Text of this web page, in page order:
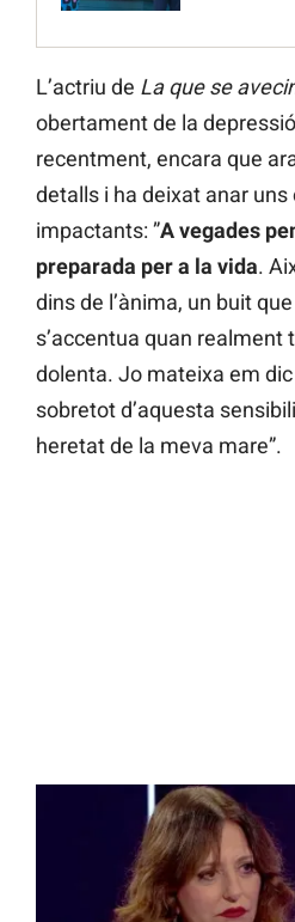
L’actriu de La que se
obertament de la
recentment, encara que
detalls i ha deixat anar
impactants: ”A vegades
preparada per a la vida.
dins de l’ànima, un buit
s’accentua quan realment
dolenta. Jo mateixa em
sobretot d’aquesta
heretat de la meva mare”.